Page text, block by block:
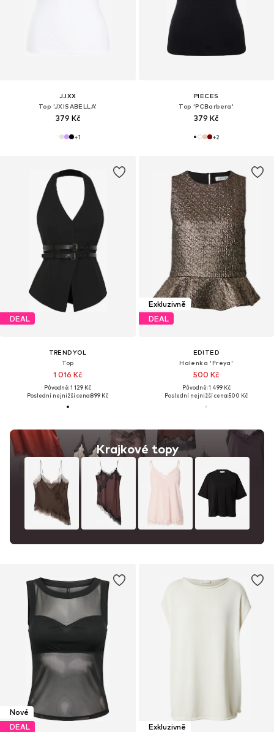
JJXX
Top 'JXISABELLA'
379 Kč
+1
PIECES
Top 'PCBarbera'
379 Kč
+2
DEAL
TRENDYOL
Top
1 016 Kč
Původně: 1 129 Kč
Poslední nejnižší cena:899 Kč
Krajkové topy
Exkluzivně
DEAL
EDITED
Halenka 'Freya'
500 Kč
Původně: 1 499 Kč
Poslední nejnižší cena:500 Kč
Nové
DEAL
Exkluzivně